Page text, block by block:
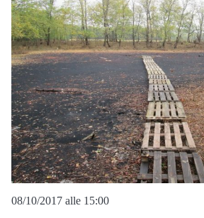
08/10/2017 alle 15:00